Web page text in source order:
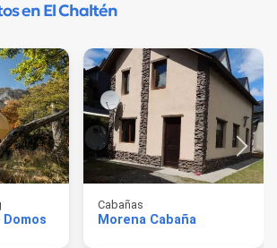
en El Chaltén
Cabañas
Morena Cabaña